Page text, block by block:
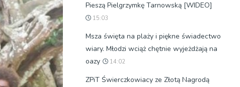
Pieszą Pielgrzymkę Tarnowską [WIDEO]
15:03
Msza święta na plaży i piękne świadectwo
wiary. Młodzi wciąż chętnie wyjeżdżają na
oazy
14:02
ZPiT Świerczkowiacy ze Złotą Nagrodą